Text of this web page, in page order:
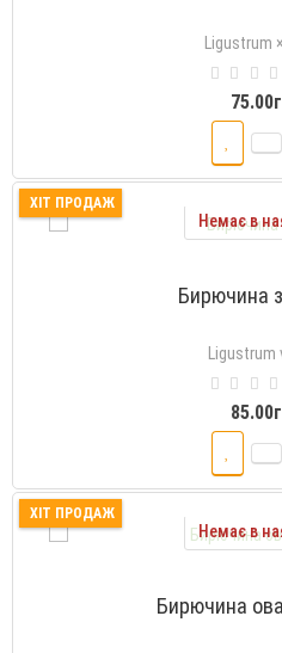
Ligustrum
ХІТ ПРОДАЖ
Немає в
Бирючина
Ligustrum
ХІТ ПРОДАЖ
Немає в
Бирючина